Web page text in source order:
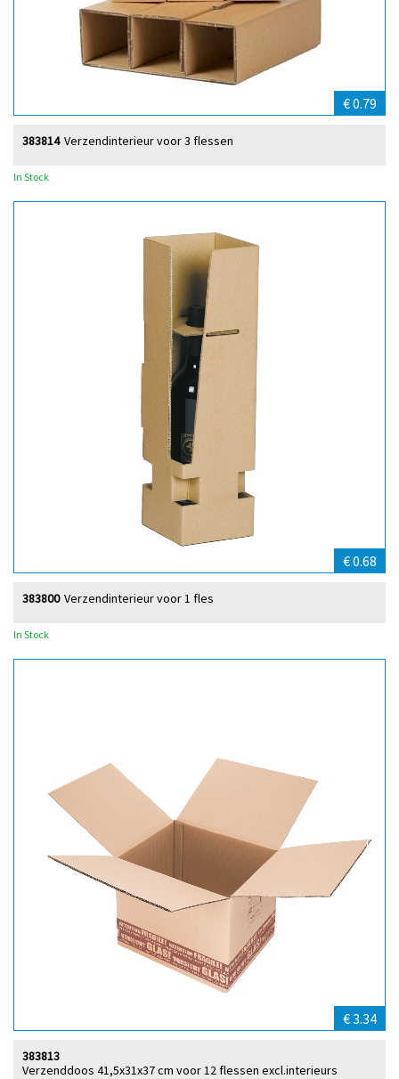
€ 0.79
Verzendinterieur voor 3 flessen
383814
In Stock
€ 0.68
Verzendinterieur voor 1 fles
383800
In Stock
€ 3.34
Verzenddoos 41,5x31x37 cm voor 12 flessen excl.interieurs
383813